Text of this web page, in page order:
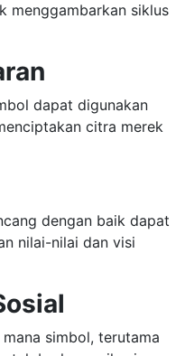
menggambarkan siklus
dapat digunakan
citra merek
dengan baik dapat
nilai-nilai dan visi
simbol, terutama